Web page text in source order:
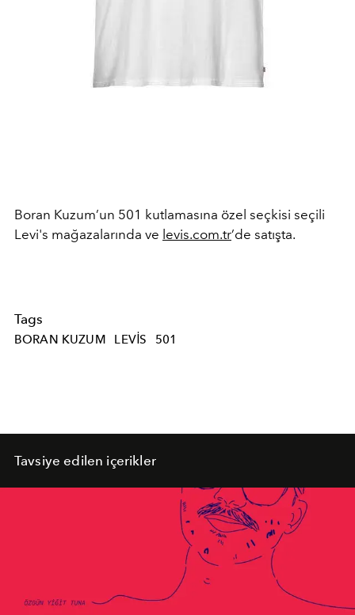
Boran Kuzum’un 501 kutlamasına özel seçkisi seçili
Levi's mağazalarında ve levis.com.tr’de satışta.
Tags
BORAN KUZUM LEVIS 501
Tavsiye edilen içerikler